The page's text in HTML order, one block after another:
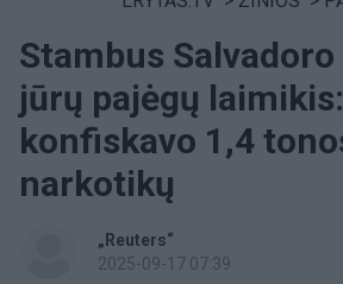
Stambus
jūrų pajėgų laimikis:
konfiskavo 1,4
narkotikų
„Reuters“
2025-09-17 07:39